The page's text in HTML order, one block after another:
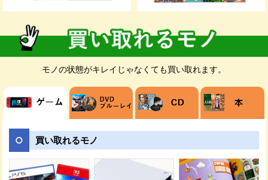
お客様のご都合が良いお日にちに無料でダ
数が足りない場合は、メールや電話でご連
絡ください。
売りたい商品を梱包してください。発送時
の商品破損を防ぐためにダンボールに隙間
モノの状態がキレイじゃなくても買い取れます。
買い取れるモノ